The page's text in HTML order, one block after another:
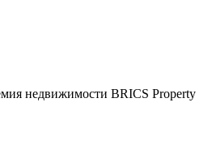
недвижимости BRICS Property